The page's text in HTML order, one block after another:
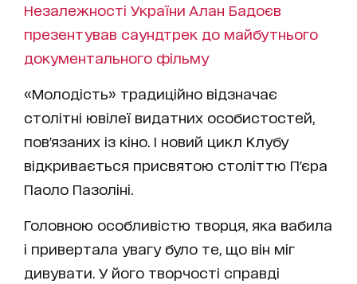
Незалежності України Алан Бадоєв
презентував саундтрек до майбутнього
документального фільму
«Молодість» традиційно відзначає
столітні ювілеї видатних особистостей,
пов'язаних із кіно. І новий цикл Клубу
відкривається присвятою століттю П'єра
Паоло Пазоліні.
Головною особливістю творця, яка вабила
і привертала увагу було те, що він міг
дивувати. У його творчості справді